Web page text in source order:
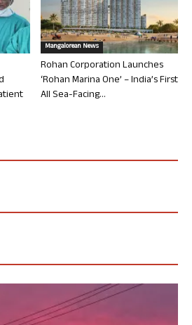
Mangalorean News
Rohan Corporation Launches
‘Rohan Marina One’ – India’s First
All Sea-Facing...